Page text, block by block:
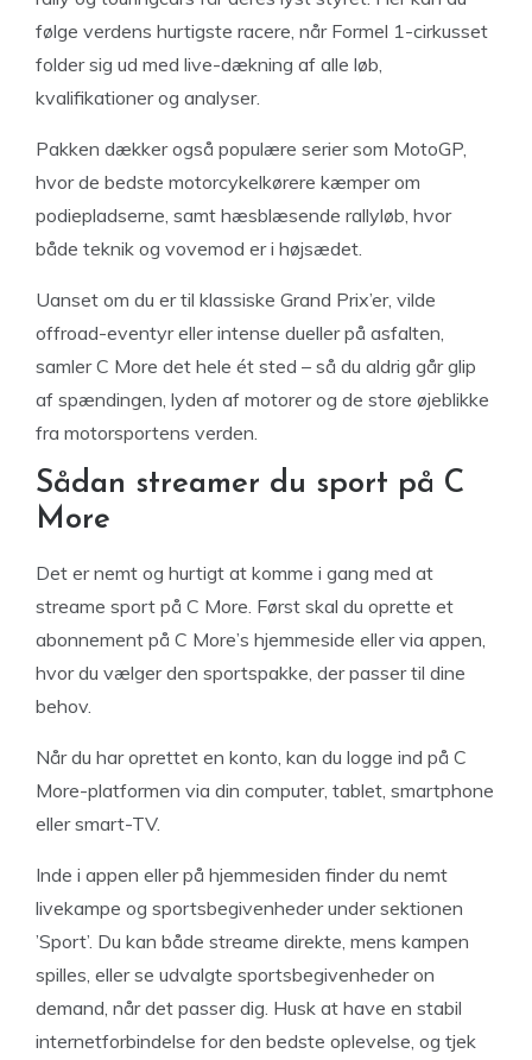
følge verdens hurtigste racere, når Formel 1-cirkusset
folder sig ud med live-dækning af alle løb,
kvalifikationer og analyser.
Pakken dækker også populære serier som MotoGP,
hvor de bedste motorcykelkørere kæmper om
podiepladserne, samt hæsblæsende rallyløb, hvor
både teknik og vovemod er i højsædet.
Uanset om du er til klassiske Grand Prix’er, vilde
offroad-eventyr eller intense dueller på asfalten,
samler C More det hele ét sted – så du aldrig går glip
af spændingen, lyden af motorer og de store øjeblikke
fra motorsportens verden.
Sådan streamer du sport på C
More
Det er nemt og hurtigt at komme i gang med at
streame sport på C More. Først skal du oprette et
abonnement på C More’s hjemmeside eller via appen,
hvor du vælger den sportspakke, der passer til dine
behov.
Når du har oprettet en konto, kan du logge ind på C
More-platformen via din computer, tablet, smartphone
eller smart-TV.
Inde i appen eller på hjemmesiden finder du nemt
livekampe og sportsbegivenheder under sektionen
’Sport’. Du kan både streame direkte, mens kampen
spilles, eller se udvalgte sportsbegivenheder on
demand, når det passer dig. Husk at have en stabil
internetforbindelse for den bedste oplevelse, og tjek